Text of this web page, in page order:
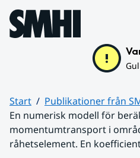
Hoppa till sidans innehåll
Start
Publikationer från
En numerisk modell för
momentumtransport i
råhetselement. En